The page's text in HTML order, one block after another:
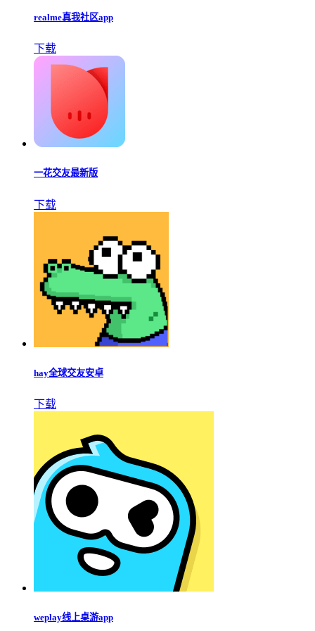
realme真我社区app
下载
一花交友最新版
下载
hay全球交友安卓
下载
weplay线上桌游app